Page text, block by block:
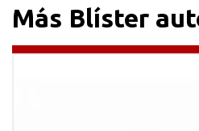
Más Blíster